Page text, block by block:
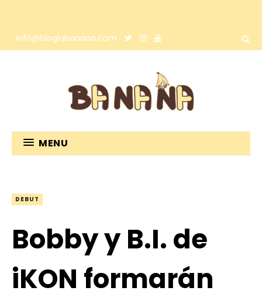
info@bloglabanana.com
MENU
DEBUT
Bobby y B.I. de
iKON formarán